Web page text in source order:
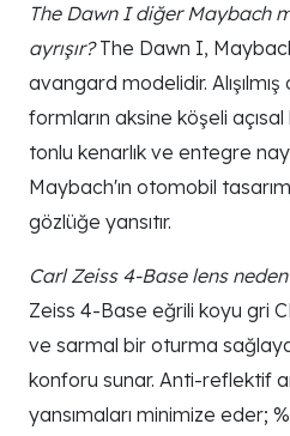
The Dawn I diğer Maybach
ayrışır?The Dawn I,
avangard modelidir.
formların aksine köşeli
tonlu kenarlık ve entegre
Maybach'ın otomobil
gözlüğe yansıtır.
Carl Zeiss 4-Base lens
Zeiss 4-Base eğrili koyu gri
ve sarmal bir oturma
konforu sunar. Anti-reflektif
yansımaları minimize eder;